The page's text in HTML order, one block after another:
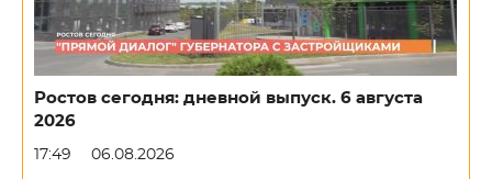
Ростов сегодня: дневной выпуск. 6 августа
2026
17:49 06.08.2026